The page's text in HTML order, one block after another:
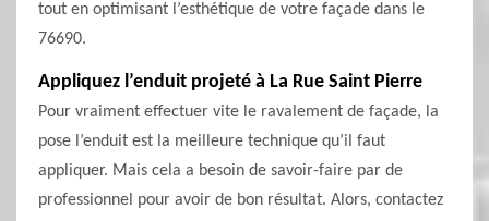
tout en optimisant l’esthétique de votre façade dans le
76690.
Appliquez l’enduit projeté à La Rue Saint Pierre
Pour vraiment effectuer vite le ravalement de façade, la
pose l’enduit est la meilleure technique qu’il faut
appliquer. Mais cela a besoin de savoir-faire par de
professionnel pour avoir de bon résultat. Alors, contactez